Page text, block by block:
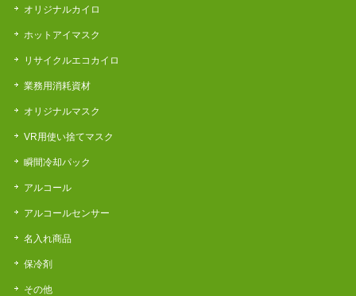
オリジナルカイロ
ホットアイマスク
リサイクルエコカイロ
業務用消耗資材
オリジナルマスク
VR用使い捨てマスク
瞬間冷却パック
アルコール
アルコールセンサー
名入れ商品
保冷剤
その他